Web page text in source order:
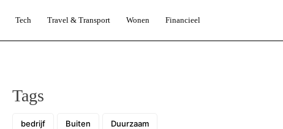
Tech Travel & Transport Wonen Financieel
Tags
bedrijf Buiten Duurzaam